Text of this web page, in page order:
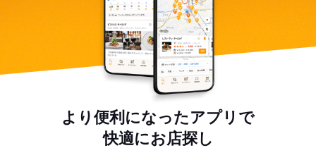
より便利になったアプリで
快適にお店探し